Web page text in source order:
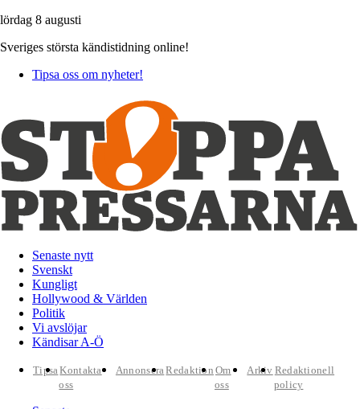
lördag 8 augusti
Sveriges största kändistidning online!
Tipsa oss om nyheter!
Senaste nytt
Svenskt
Kungligt
Hollywood & Världen
Politik
Vi avslöjar
Kändisar A-Ö
TipsaKontakta
oss
AnnonseraRedaktion Om
oss
Arkiv Redaktionell
policy